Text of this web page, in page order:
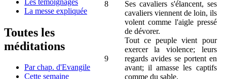
La messe expliquée
Toutes les
méditations
Par chap. d'Evangile
Cette semaine
8
Ses cavaliers s'élancent, ses
cavaliers viennent de loin, ils
volent comme l'aigle pressé
de dévorer.
9
Tout ce peuple vient pour
exercer la violence; leurs
regards avides se portent en
avant; il amasse les captifs
comme du sable.